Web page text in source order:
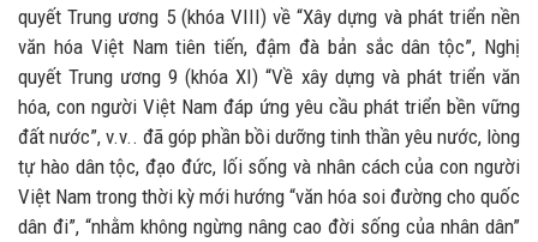
quyết Trung ương 5 (khóa VIII) về “Xây dựng và phát triển nền
văn hóa Việt Nam tiên tiến, đậm đà bản sắc dân tộc”, Nghị
quyết Trung ương 9 (khóa XI) “Về xây dựng và phát triển văn
hóa, con người Việt Nam đáp ứng yêu cầu phát triển bền vững
đất nước”, v.v.. đã góp phần bồi dưỡng tinh thần yêu nước, lòng
tự hào dân tộc, đạo đức, lối sống và nhân cách của con người
Việt Nam trong thời kỳ mới hướng “văn hóa soi đường cho quốc
dân đi”, “nhằm không ngừng nâng cao đời sống của nhân dân”